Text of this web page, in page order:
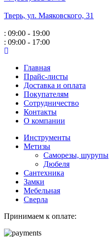
Тверь, ул. Маяковского, 31
: 09:00 - 19:00
: 09:00 - 17:00
Главная
Прайс-листы
Доставка и оплата
Покупателям
Сотрудничество
Контакты
О компании
Инструменты
Метизы
Саморезы, шурупы
Дюбеля
Сантехника
Замки
Мебельная
Сверла
Принимаем к оплате: